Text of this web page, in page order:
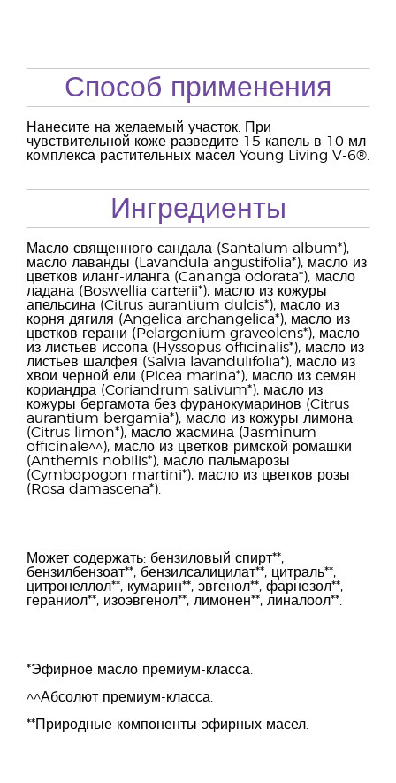
Способ применения
Нанесите на желаемый участок. При
чувствительной коже разведите 15 капель в 10 мл
комплекса растительных масел Young Living V-6®.
Ингредиенты
Масло священного сандала (Santalum album*),
масло лаванды (Lavandula angustifolia*), масло из
цветков иланг-иланга (Cananga odorata*), масло
ладана (Boswellia carterii*), масло из кожуры
апельсина (Citrus aurantium dulcis*), масло из
корня дягиля (Angelica archangelica*), масло из
цветков герани (Pelargonium graveolens*), масло
из листьев иссопа (Hyssopus officinalis*), масло из
листьев шалфея (Salvia lavandulifolia*), масло из
хвои черной ели (Picea marina*), масло из семян
кориандра (Coriandrum sativum*), масло из
кожуры бергамота без фуранокумаринов (Citrus
aurantium bergamia*), масло из кожуры лимона
(Citrus limon*), масло жасмина (Jasminum
officinale^^), масло из цветков римской ромашки
(Anthemis nobilis*), масло пальмарозы
(Cymbopogon martini*), масло из цветков розы
(Rosa damascena*).
Может содержать: бензиловый спирт**,
бензилбензоат**, бензилсалицилат**, цитраль**,
цитронеллол**, кумарин**, эвгенол**, фарнезол**,
гераниол**, изоэвгенол**, лимонен**, линалоол**.
*Эфирное масло премиум-класса.
^^Абсолют премиум-класса.
**Природные компоненты эфирных масел.